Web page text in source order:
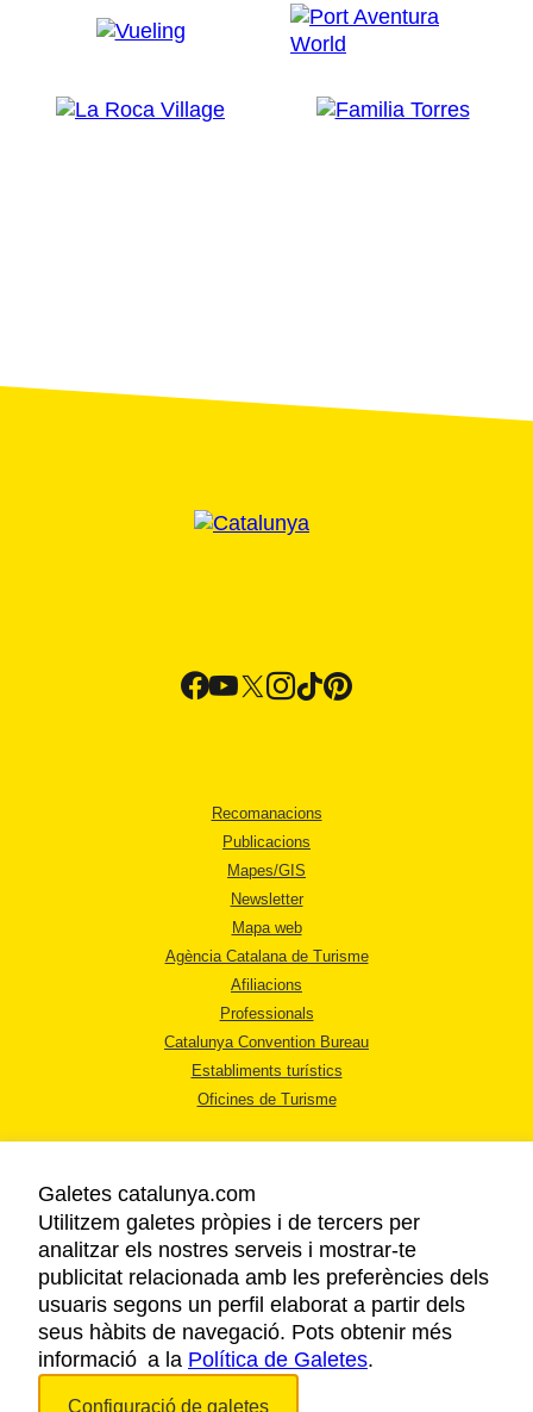
Recomanacions
Publicacions
Mapes/GIS
Newsletter
Mapa web
Agència Catalana de Turisme
Afiliacions
Professionals
Catalunya Convention Bureau
Establiments turístics
Oficines de Turisme
AVÍS LEGAL
POLÍTICA DE PRIVACITAT
COOKIES
ACCESSIBILITAT
Galetes catalunya.com
Utilitzem galetes pròpies i de tercers per
analitzar els nostres serveis i mostrar-te
publicitat relacionada amb les preferències dels
usuaris segons un perfil elaborat a partir dels
seus hàbits de navegació. Pots obtenir més
informació a la Política de Galetes.
Configuració de galetes